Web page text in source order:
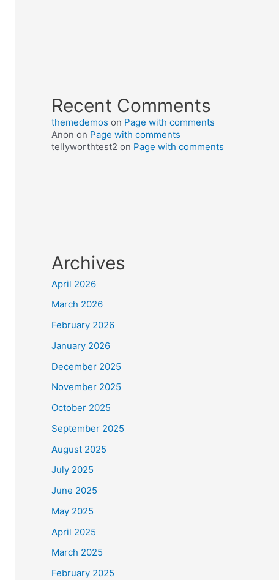
Recent Comments
themedemos on Page with comments
Anon on Page with comments
tellyworthtest2 on Page with comments
Archives
April 2026
March 2026
February 2026
January 2026
December 2025
November 2025
October 2025
September 2025
August 2025
July 2025
June 2025
May 2025
April 2025
March 2025
February 2025